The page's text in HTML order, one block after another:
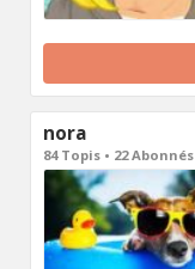
nora
84 Topis • 22 Abonnés